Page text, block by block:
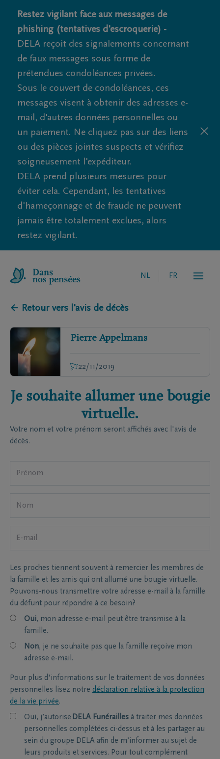
Restez vigilant face aux messages de
phishing (tentatives d'escroquerie) -
DELA reçoit des signalements concernant
de faux messages sous forme de
prétendues condoléances privées.
Sous le couvert de condoléances, ces
messages visent à obtenir des adresses e-
mail, d'autres données personnelles ou
un paiement. Ne cliquez pas sur des liens
ou des pièces jointes suspects et vérifiez
soigneusement l'expéditeur.
DELA prend plusieurs mesures pour
éviter cela. Cependant, les tentatives
d'hameçonnage et de fraude ne peuvent
jamais être totalement exclues, alors
restez vigilant.
NL FR
← Retour vers l'avis de décès
Pierre Appelmans
22/11/2019
Je souhaite allumer une bougie
virtuelle.
Votre nom et votre prénom seront affichés avec l'avis de
décès.
Les proches tiennent souvent à remercier les membres de
la famille et les amis qui ont allumé une bougie virtuelle.
Pouvons-nous transmettre votre adresse e-mail à la famille
du défunt pour répondre à ce besoin?
Oui, mon adresse e-mail peut être transmise à la
famille.
Non, je ne souhaite pas que la famille reçoive mon
adresse e-mail.
Pour plus d'informations sur le traitement de vos données
personnelles lisez notre déclaration relative à la protection
de la vie privée.
Oui, j’autorise DELA Funérailles à traiter mes données
personnelles complétées ci-dessus et à les partager au
sein du groupe DELA afin de m’informer au sujet de
leurs produits et services. Pour tout complément